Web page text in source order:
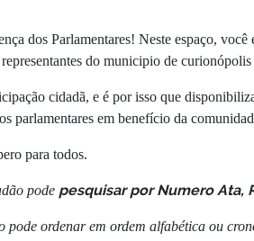
dos Parlamentares! Neste espaço, você
do municipio de
cidadã, e é por isso que
parlamentares em benefício da
para todos.
pode pesquisar por Numero Ata,
ordenar em ordem alfabética ou